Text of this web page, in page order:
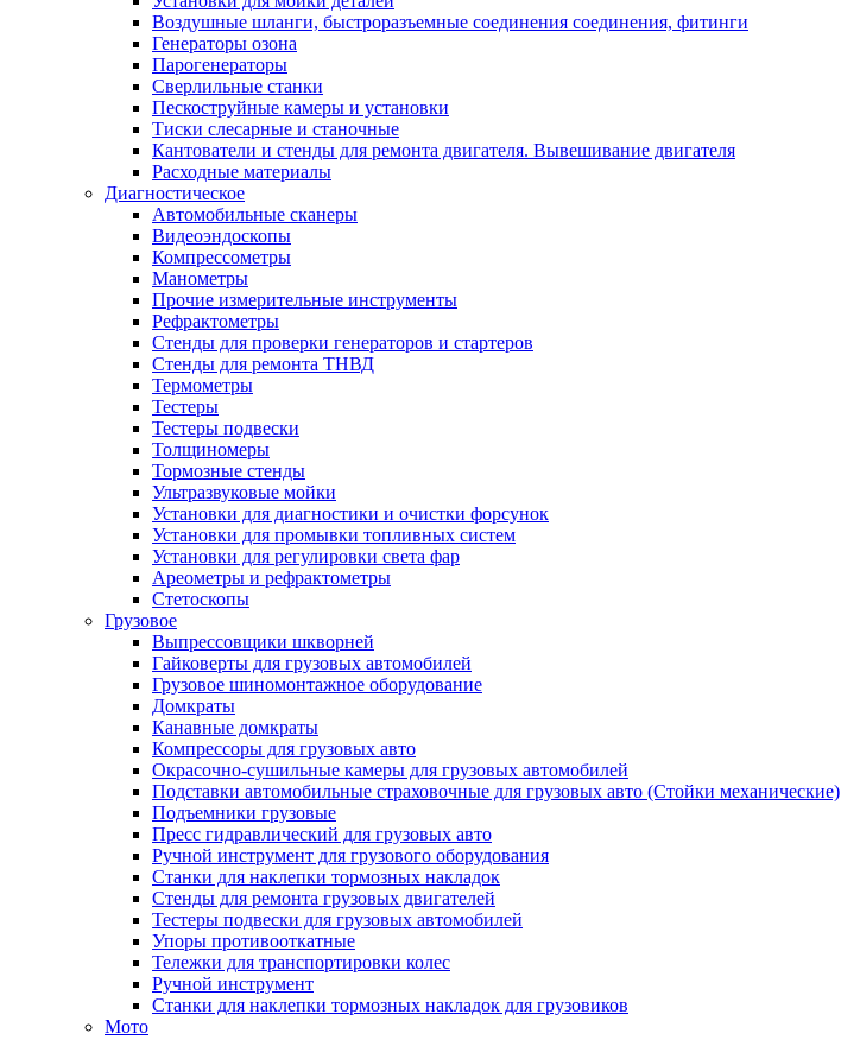
Воздушные шланги, быстроразъемные соединения соединения, фитинги
Генераторы озона
Парогенераторы
Сверлильные станки
Пескоструйные камеры и установки
Тиски слесарные и станочные
Кантователи и стенды для ремонта двигателя. Вывешивание двигателя
Расходные материалы
Диагностическое
Автомобильные сканеры
Видеоэндоскопы
Компрессометры
Манометры
Прочие измерительные инструменты
Рефрактометры
Стенды для проверки генераторов и стартеров
Стенды для ремонта ТНВД
Термометры
Тестеры
Тестеры подвески
Толщиномеры
Тормозные стенды
Ультразвуковые мойки
Установки для диагностики и очистки форсунок
Установки для промывки топливных систем
Установки для регулировки света фар
Ареометры и рефрактометры
Стетоскопы
Грузовое
Выпрессовщики шкворней
Гайковерты для грузовых автомобилей
Грузовое шиномонтажное оборудование
Домкраты
Канавные домкраты
Компрессоры для грузовых авто
Окрасочно-сушильные камеры для грузовых автомобилей
Подставки автомобильные страховочные для грузовых авто (Стойки механические)
Подъемники грузовые
Пресс гидравлический для грузовых авто
Ручной инструмент для грузового оборудования
Станки для наклепки тормозных накладок
Стенды для ремонта грузовых двигателей
Тестеры подвески для грузовых автомобилей
Упоры противооткатные
Тележки для транспортировки колес
Ручной инструмент
Станки для наклепки тормозных накладок для грузовиков
Мото